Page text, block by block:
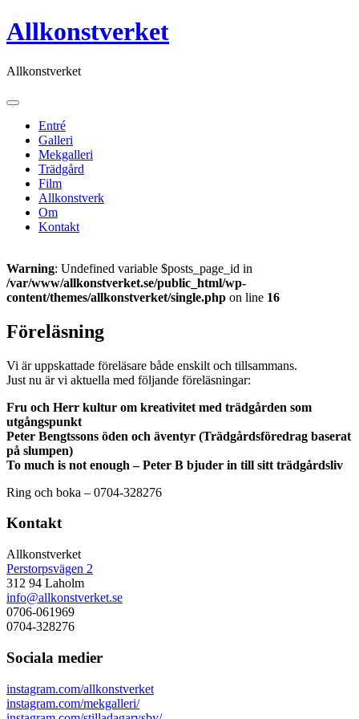
Skip
to
Allkonstverket
Allkonstverket
Entré
Galleri
Mekgalleri
Trädgård
Film
Allkonstverk
Om
Kontakt
Warning: Undefined variable $posts_page_id in
/var/www/allkonstverket.se/public_html/wp-
content/themes/allkonstverket/single.php on line 16
Föreläsning
Vi är uppskattade föreläsare både enskilt och tillsammans.
Just nu är vi aktuella med följande föreläsningar:
Fru och Herr kultur om kreativitet med trädgården som
utgångspunkt
Peter Bengtssons öden och äventyr (Trädgårdsföredrag baserat
på slumpen)
To much is not enough – Peter B bjuder in till sitt trädgårdsliv
Ring och boka – 0704-328276
Kontakt
Allkonstverket
Perstorpsvägen 2
312 94 Laholm
info@allkonstverket.se
0706-061969
0704-328276
Sociala medier
instagram.com/allkonstverket
instagram.com/mekgalleri/